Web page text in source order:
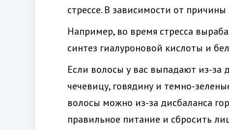
стрессе. В зависимости от
Например, во время стресса
синтез гиалуроновой кислоты и
Если волосы у вас выпадают из-
чечевицу, говядину и темно-
волосы можно из-за дисбаланса
правильное питание и сбросить